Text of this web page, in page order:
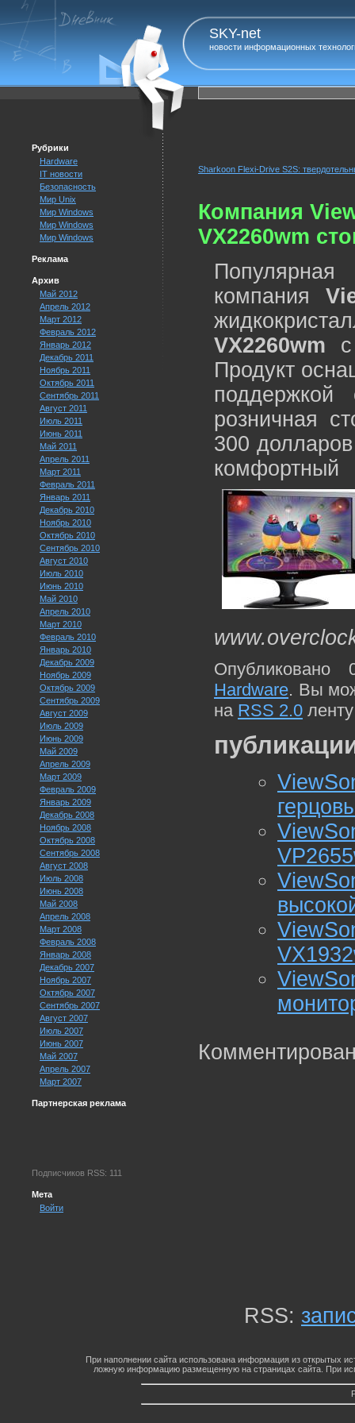
SKY-net
новости информационных
Рубрики
Hardware
IT новости
Безопасность
Мир Unix
Мир Windows
Мир Windows
Мир Windows
Реклама
Архив
Май 2012
Апрель 2012
Март 2012
Февраль 2012
Январь 2012
Декабрь 2011
Ноябрь 2011
Октябрь 2011
Сентябрь 2011
Август 2011
Июль 2011
Июнь 2011
Май 2011
Апрель 2011
Март 2011
Февраль 2011
Январь 2011
Декабрь 2010
Ноябрь 2010
Октябрь 2010
Сентябрь 2010
Август 2010
Июль 2010
Июнь 2010
Май 2010
Апрель 2010
Март 2010
Февраль 2010
Январь 2010
Декабрь 2009
Ноябрь 2009
Октябрь 2009
Сентябрь 2009
Август 2009
Июль 2009
Июнь 2009
Май 2009
Апрель 2009
Март 2009
Февраль 2009
Январь 2009
Декабрь 2008
Ноябрь 2008
Октябрь 2008
Сентябрь 2008
Август 2008
Июль 2008
Июнь 2008
Май 2008
Апрель 2008
Март 2008
Февраль 2008
Январь 2008
Декабрь 2007
Ноябрь 2007
Октябрь 2007
Сентябрь 2007
Август 2007
Июль 2007
Июнь 2007
Май 2007
Апрель 2007
Март 2007
Партнерская реклама
Подписчиков RSS: 111
Мета
Войти
Sharkoon Flexi-Drive S2S:
Компания
VX2260wm
компания
VX2260wm
Продукт
поддержкой
розничная
300
Hardware. Вы
на RSS 2.0
RSS:
При наполнении сайта использована информация из открытых
ложную информацию размещенную на страницах сайта. При